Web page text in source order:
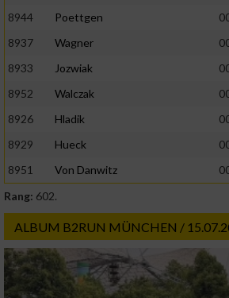
8944
Poettgen
8937
Wagner
8933
Jozwiak
8952
Walczak
8926
Hladik
8929
Hueck
8951
Von Danwitz
Rang: 602.
ALBUM B2RUN MÜNCHEN /